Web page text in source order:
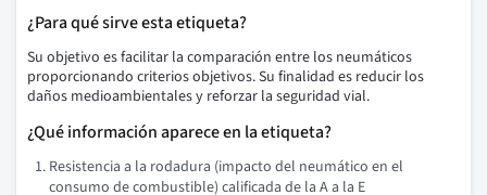
¿Para qué sirve esta etiqueta?
Su objetivo es facilitar la comparación entre los neumáticos
proporcionando criterios objetivos. Su finalidad es reducir los
daños medioambientales y reforzar la seguridad vial.
¿Qué información aparece en la etiqueta?
Resistencia a la rodadura (impacto del neumático en el
consumo de combustible) calificada de la A a la E